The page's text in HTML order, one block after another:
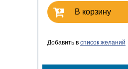
В корзину
Добавить в список желаний